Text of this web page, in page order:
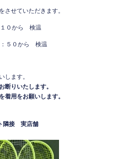
させていただきます。
０から 検温
０から 検温
します。
りいたします。
用をお願いします。
隣接 実店舗